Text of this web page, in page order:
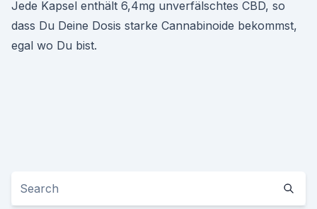
Jede Kapsel enthält 6,4mg unverfälschtes CBD, so
dass Du Deine Dosis starke Cannabinoide bekommst,
egal wo Du bist.